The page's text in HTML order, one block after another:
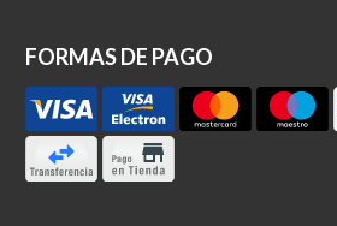
FORMAS DE PAGO